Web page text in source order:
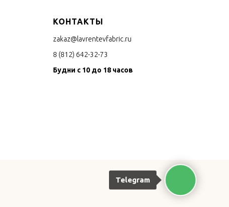
Telegram
КОНТАКТЫ
zakaz@lavrentevfabric.ru
8 (812) 642-32-73
Будни с 10 до 18 часов